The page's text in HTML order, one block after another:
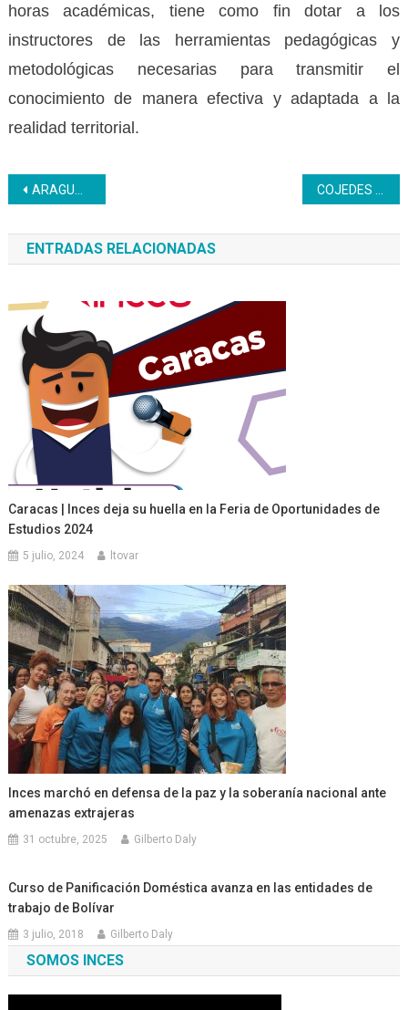
horas académicas, tiene como fin dotar a los
instructores de las herramientas pedagógicas y
metodológicas necesarias para transmitir el
conocimiento de manera efectiva y adaptada a la
realidad territorial.
Navegación
de
entradas
ARAGUA | El Inces fomentó la cultura de prevención en Manufacturas Olímpica Maracay
ENTRADAS RELACIONADAS
Caracas | Inces deja su huella en la Feria de Oportunidades de
Estudios 2024
5 julio, 2024 ltovar
Inces marchó en defensa de la paz y la soberanía nacional ante
amenazas extrajeras
31 octubre, 2025 Gilberto Daly
Curso de Panificación Doméstica avanza en las entidades de
trabajo de Bolívar
3 julio, 2018 Gilberto Daly
SOMOS INCES